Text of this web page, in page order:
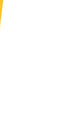
오른 801.67 마
(4.58%) 내린
린 1423.8원 마감
이스X 로켓 달 충돌
는 승부차기 끝
"태풍 지나며 폭염